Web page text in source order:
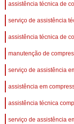
assistência técnica de
serviço de assistência
assistência técnica de
manutenção de
serviço de assistência
assistência em
assistência técnica
serviço de assistência